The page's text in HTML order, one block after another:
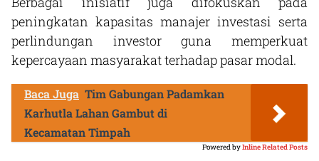
peningkatan kapasitas manajer investasi serta
perlindungan investor guna memperkuat
kepercayaan masyarakat terhadap pasar modal.
Baca Juga Tim Gabungan Padamkan
Karhutla Lahan Gambut di
Kecamatan Timpah
Powered byInline Related Posts